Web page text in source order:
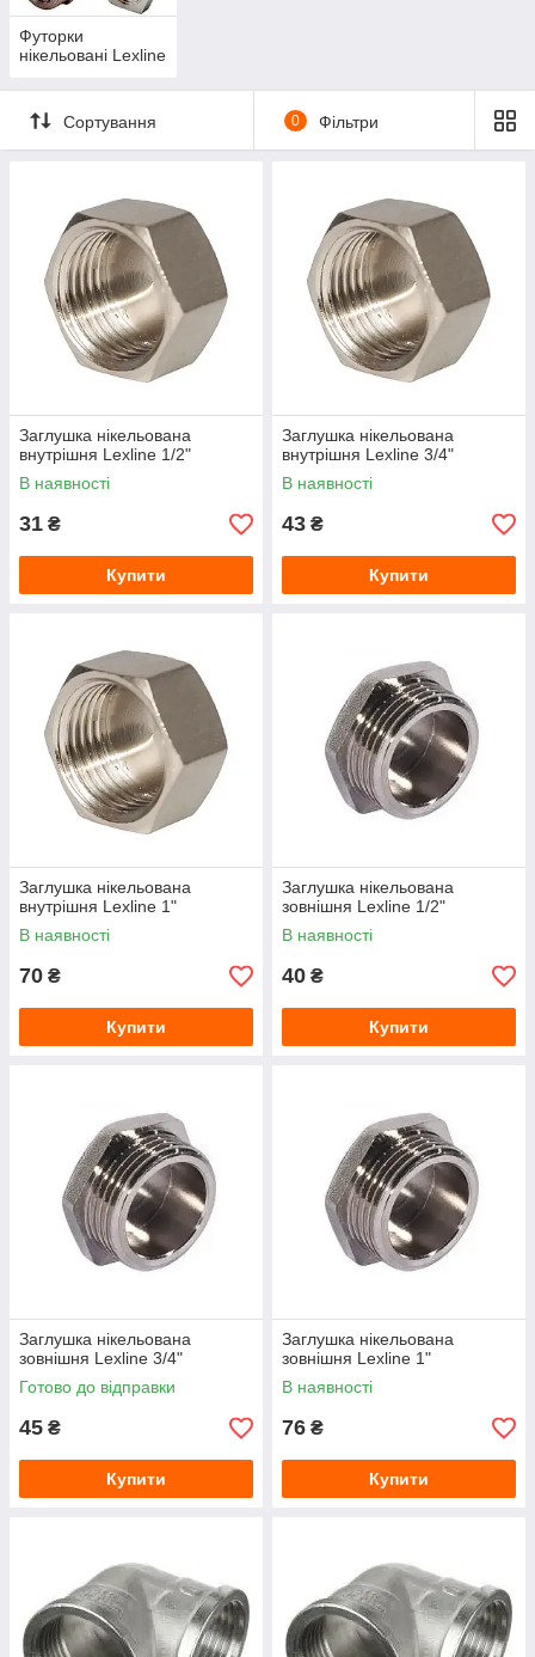
Футорки
нікельовані Lexline
Сортування 0 Фільтри
Заглушка нікельована
внутрішня Lexline 1/2"
В наявності
31 ₴
Купити
Заглушка нікельована
внутрішня Lexline 3/4"
В наявності
43 ₴
Купити
Заглушка нікельована
внутрішня Lexline 1"
В наявності
70 ₴
Купити
Заглушка нікельована
зовнішня Lexline 1/2"
В наявності
40 ₴
Купити
Заглушка нікельована
зовнішня Lexline 3/4"
Готово до відправки
45 ₴
Купити
Заглушка нікельована
зовнішня Lexline 1"
В наявності
76 ₴
Купити